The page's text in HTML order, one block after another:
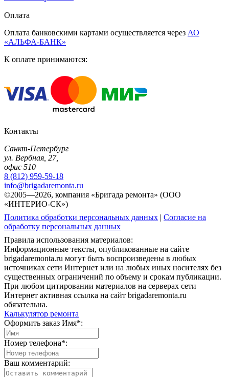
Оплата
Оплата банковскими картами осуществляется через АО
«АЛЬФА-БАНК»
К оплате принимаются:
Контакты
Санкт-Петербург
ул. Вербная, 27,
офис 510
8 (812) 959-59-18
info@brigadaremonta.ru
©2005—2026, компания «Бригада ремонта» (ООО
«ИНТЕРИО-СК»)
Политика обработки персональных данных | Согласие на
обработку персональных данных
Правила использования материалов:
Информационные тексты, опубликованные на сайте
brigadaremonta.ru могут быть воспроизведены в любых
источниках сети Интернет или на любых иных носителях без
существенных ограничений по объему и срокам публикации.
При любом цитировании материалов на серверах сети
Интернет активная ссылка на сайт brigadaremonta.ru
обязательна.
Калькулятор ремонта
Оформить заказ Имя*:
Номер телефона*:
Ваш комментарий: